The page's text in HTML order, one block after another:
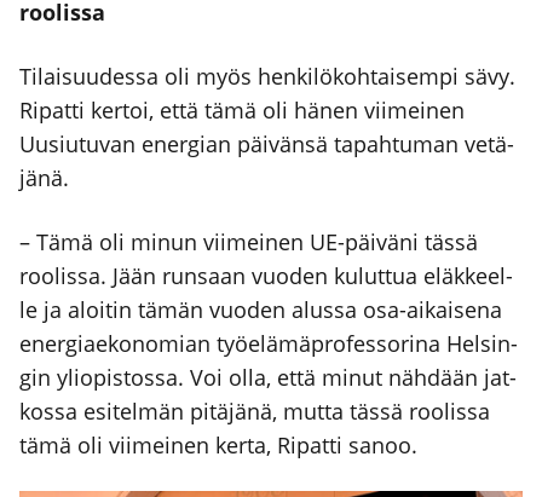
roo­lis­sa
Tilai­suu­des­sa oli myös hen­ki­lö­koh­tai­sem­pi sävy.
Ripat­ti ker­toi, että tämä oli hänen vii­mei­nen
Uusiu­tu­van ener­gian päi­vän­sä tapah­tu­man vetä­
jä­nä.
– Tämä oli minun vii­mei­nen UE-päi­vä­ni täs­sä
roo­lis­sa. Jään run­saan vuo­den kulut­tua eläk­keel­
le ja aloi­tin tämän vuo­den alus­sa osa-aikai­se­na
ener­giae­ko­no­mian työ­elä­mä­pro­fes­so­ri­na Hel­sin­
gin yli­opis­tos­sa. Voi olla, että minut näh­dään jat­
kos­sa esi­tel­män pitä­jä­nä, mut­ta täs­sä roo­lis­sa
tämä oli vii­mei­nen ker­ta, Ripat­ti sanoo.